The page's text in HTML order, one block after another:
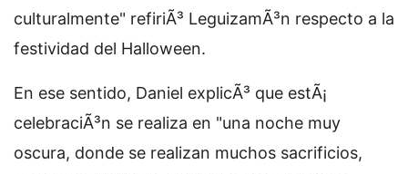
culturalmente" refiriÃ³ LeguizamÃ³n respecto a la
festividad del Halloween.
En ese sentido, Daniel explicÃ³ que estÃ¡
celebraciÃ³n se realiza en "una noche muy
oscura, donde se realizan muchos sacrificios,